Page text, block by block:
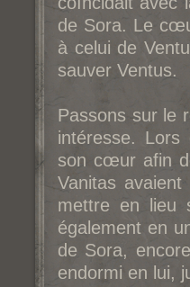
de Sora. Le
à celui de
sauver Ventus.
Passons sur le
intéresse. Lors
son cœur afin
Vanitas
mettre en lieu
également en
de Sora,
endormi en lui,